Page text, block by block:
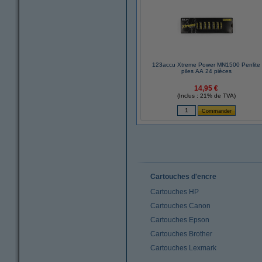
123accu Xtreme Power MN1500 Penlite
piles AA 24 pièces
14,95 €
(Inclus : 21% de TVA)
Cartouches d'encre
Cartouches HP
Cartouches Canon
Cartouches Epson
Cartouches Brother
Cartouches Lexmark